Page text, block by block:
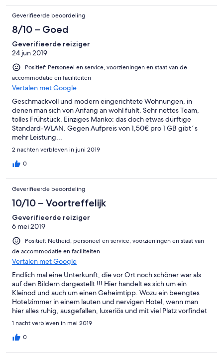
Geverifieerde beoordeling
8/10 – Goed
Geverifieerde reiziger
24 jun 2019
Positief: Personeel en service, voorzieningen en staat van de
accommodatie en faciliteiten
Vertalen met Google
Geschmackvoll und modern eingerichtete Wohnungen, in
denen man sich von Anfang an wohl fühlt. Sehr nettes Team,
tolles Frühstück. Einziges Manko: das doch etwas dürftige
Standard-WLAN. Gegen Aufpreis von 1,50€ pro 1 GB gibt´s
mehr Leistung...
2 nachten verbleven in juni 2019
0
Geverifieerde beoordeling
10/10 – Voortreffelijk
Geverifieerde reiziger
6 mei 2019
Positief: Netheid, personeel en service, voorzieningen en staat van
de accommodatie en faciliteiten
Vertalen met Google
Endlich mal eine Unterkunft, die vor Ort noch schöner war als
auf den Bildern dargestellt !!! Hier handelt es sich um ein
Kleinod und auch um einen Geheimtipp. Wozu ein beengtes
Hotelzimmer in einem lauten und nervigen Hotel, wenn man
hier alles ruhig, ausgefallen, luxeriös und mit viel Platz vorfindet
? Gute Restaurants gibt es in Bunde genug und man fährt
nette Gästebetreuung runden das Ganze ab, so dass wir auf alle
1 nacht verbleven in mei 2019
0